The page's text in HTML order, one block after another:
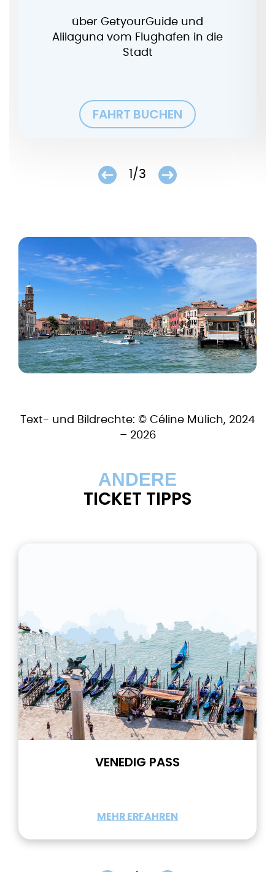
über GetyourGuide und
Alilaguna vom Flughafen in die
Stadt
FAHRT BUCHEN
1/3
Text- und Bildrechte: © Céline Mülich, 2024
– 2026
ANDERE
TICKET TIPPS
VENEDIG PASS
MEHR ERFAHREN